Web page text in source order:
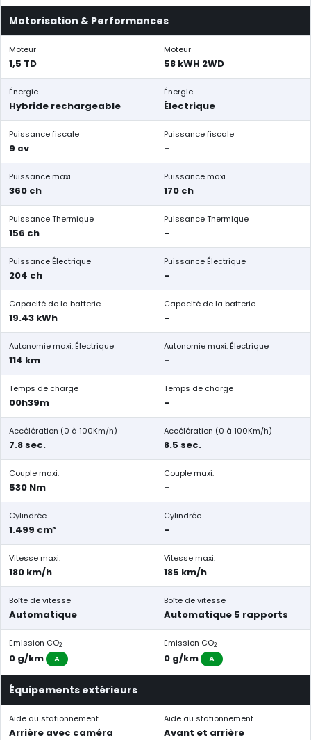
Motorisation & Performances
Moteur
1,5 TD
Moteur
58 kWH 2WD
Énergie
Hybride rechargeable
Énergie
Électrique
Puissance fiscale
9 cv
Puissance fiscale
-
Puissance maxi.
360 ch
Puissance maxi.
170 ch
Puissance Thermique
156 ch
Puissance Thermique
-
Puissance Électrique
204 ch
Puissance Électrique
-
Capacité de la batterie
19.43 kWh
Capacité de la batterie
-
Autonomie maxi. Électrique
114 km
Autonomie maxi. Électrique
-
Temps de charge
00h39m
Temps de charge
-
Accélération (0 à 100Km/h)
7.8 sec.
Accélération (0 à 100Km/h)
8.5 sec.
Couple maxi.
530 Nm
Couple maxi.
-
Cylindrée
1.499 cm³
Cylindrée
-
Vitesse maxi.
180 km/h
Vitesse maxi.
185 km/h
Boîte de vitesse
Automatique
Boîte de vitesse
Automatique 5 rapports
Emission CO2
0 g/km A
Emission CO2
0 g/km A
Équipements extérieurs
Aide au stationnement
Arrière avec caméra
Aide au stationnement
Avant et arrière